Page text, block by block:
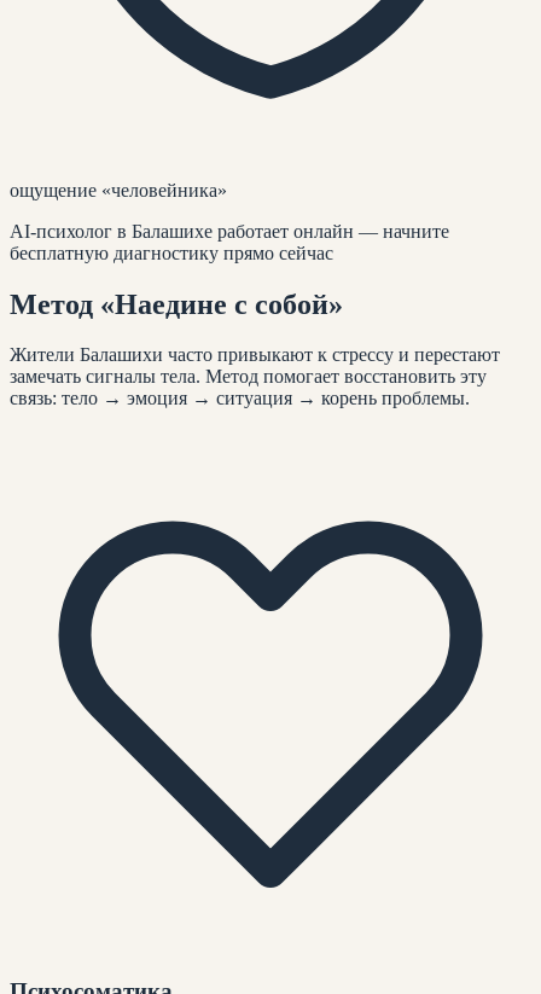
ощущение «человейника»
AI-психолог в Балашихе работает онлайн — начните
бесплатную диагностику прямо сейчас
Метод «Наедине с собой»
Жители Балашихи часто привыкают к стрессу и перестают
замечать сигналы тела. Метод помогает восстановить эту
связь: тело → эмоция → ситуация → корень проблемы.